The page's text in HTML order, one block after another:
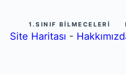
1.SINIF BILMECELERI
Site Haritası -